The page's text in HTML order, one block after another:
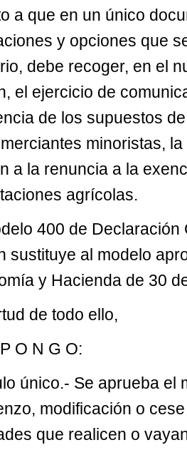
a que en un único
y opciones que
debe recoger, en el
el ejercicio de
de los supuestos
minoristas,
a la renuncia a la
agrícolas.
400 de
sustituye al modelo
y Hacienda de 30
de todo ello,
O N G O:
único.- Se aprueba el
modificación o
que realicen o